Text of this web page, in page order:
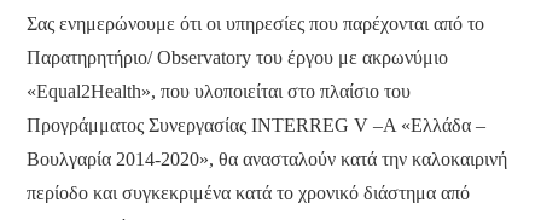
Σας ενημερώνουμε ότι οι υπηρεσίες που παρέχονται από το
Παρατηρητήριο/ Observatory του έργου με ακρωνύμιο
«Equal2Health», που υλοποιείται στο πλαίσιο του
Προγράμματος Συνεργασίας INTERREG V –A «Ελλάδα –
Βουλγαρία 2014-2020», θα ανασταλούν κατά την καλοκαιρινή
περίοδο και συγκεκριμένα κατά το χρονικό διάστημα από